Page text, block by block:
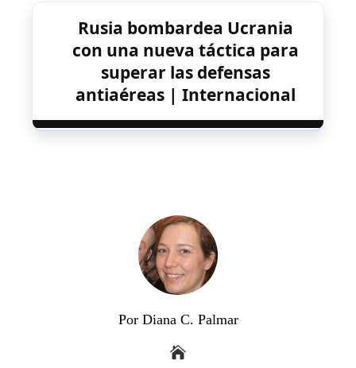
Rusia bombardea Ucrania
con una nueva táctica para
superar las defensas
antiaéreas | Internacional
Por Diana C. Palmar